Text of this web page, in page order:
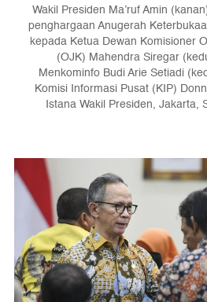
Wakil Presiden Ma’ruf Amin
penghargaan Anugerah
kepada Ketua Dewan Komisioner
(OJK) Mahendra Siregar
Menkominfo Budi Arie Setiadi
Komisi Informasi Pusat (KIP)
Istana Wakil Presiden, Jakarta,